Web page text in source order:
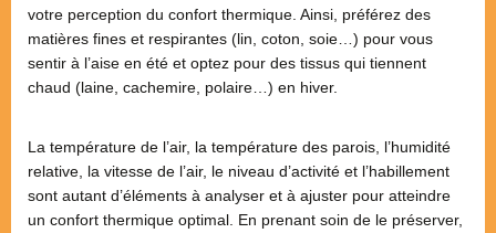
votre perception du confort thermique. Ainsi, préférez des
matières fines et respirantes (lin, coton, soie…) pour vous
sentir à l’aise en été et optez pour des tissus qui tiennent
chaud (laine, cachemire, polaire…) en hiver.
La température de l’air, la température des parois, l’humidité
relative, la vitesse de l’air, le niveau d’activité et l’habillement
sont autant d’éléments à analyser et à ajuster pour atteindre
un confort thermique optimal. En prenant soin de le préserver,